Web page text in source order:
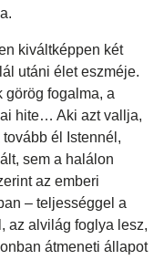
kiváltképpen két
utáni élet eszméje.
fogalma, a
hite… Aki azt vallja,
él Istennél,
sem a halálon
az emberi
– teljességgel a
az alvilág foglya lesz,
átmeneti állapot